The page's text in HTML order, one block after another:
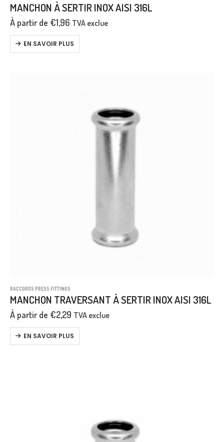
MANCHON À SERTIR INOX AISI 316L
À partir de €1,96 TVA exclue
EN SAVOIR PLUS
RACCORDS PRESS FITTINGS
MANCHON TRAVERSANT À SERTIR INOX AISI 316L
À partir de €2,29 TVA exclue
EN SAVOIR PLUS